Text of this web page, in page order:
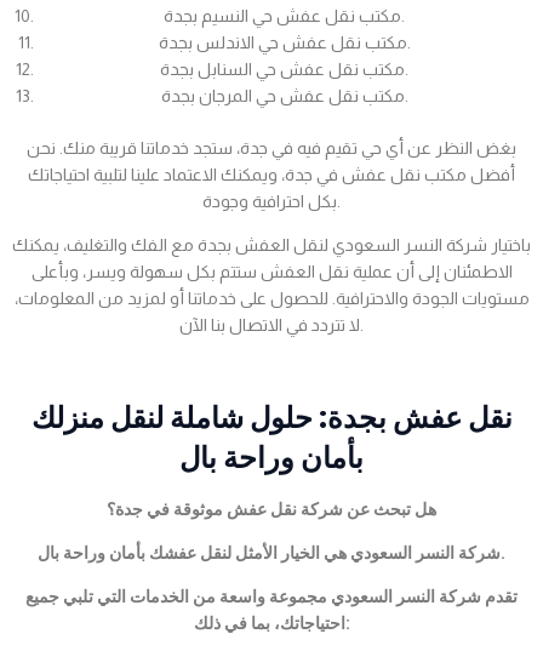
بغض النظر عن أي حي تقيم فيه في جدة، ستجد خدماتنا قريبة منك. نحن
أفضل مكتب نقل عفش في جدة، ويمكنك الاعتماد علينا لتلبية احتياجاتك
باختيار شركة النسر السعودي لنقل العفش بجدة مع الفك والتغليف، يمكنك
الاطمئنان إلى أن عملية نقل العفش ستتم بكل سهولة ويسر، وبأعلى
مستويات الجودة والاحترافية. للحصول على خدماتنا أو لمزيد من المعلومات،
نقل عفش بجدة: حلول شاملة لنقل منزلك
بأمان وراحة بال
هل تبحث عن شركة نقل عفش موثوقة في جدة؟
شركة النسر السعودي هي الخيار الأمثل لنقل عفشك بأمان وراحة بال.
تقدم شركة النسر السعودي مجموعة واسعة من الخدمات التي تلبي جميع
احتياجاتك، بما في ذلك: